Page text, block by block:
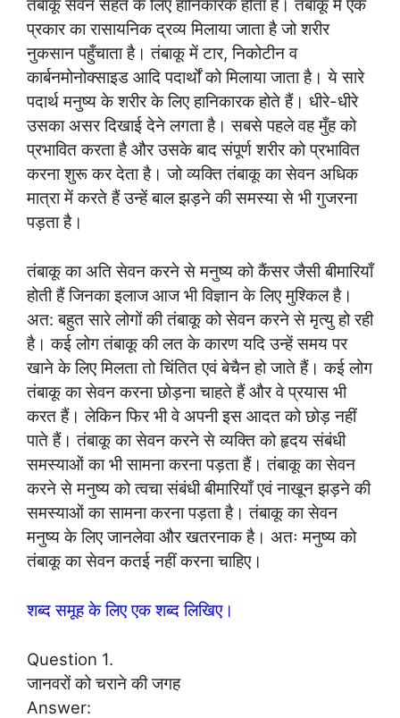
तंबाकू सेवन सेहत के लिए हानिकारक होता है। तंबाकू में एक
प्रकार का रासायनिक द्रव्य मिलाया जाता है जो शरीर
नुकसान पहुँचाता है। तंबाकू में टार, निकोटीन व
कार्बनमोनोक्साइड आदि पदार्थों को मिलाया जाता है। ये सारे
पदार्थ मनुष्य के शरीर के लिए हानिकारक होते हैं। धीरे-धीरे
उसका असर दिखाई देने लगता है। सबसे पहले वह मुँह को
प्रभावित करता है और उसके बाद संपूर्ण शरीर को प्रभावित
करना शुरू कर देता है। जो व्यक्ति तंबाकू का सेवन अधिक
मात्रा में करते हैं उन्हें बाल झड़ने की समस्या से भी गुजरना
पड़ता है।
तंबाकू का अति सेवन करने से मनुष्य को कैंसर जैसी बीमारियाँ
होती हैं जिनका इलाज आज भी विज्ञान के लिए मुश्किल है।
अत: बहुत सारे लोगों की तंबाकू को सेवन करने से मृत्यु हो रही
है। कई लोग तंबाकू की लत के कारण यदि उन्हें समय पर
खाने के लिए मिलता तो चिंतित एवं बेचैन हो जाते हैं। कई लोग
तंबाकू का सेवन करना छोड़ना चाहते हैं और वे प्रयास भी
करत हैं। लेकिन फिर भी वे अपनी इस आदत को छोड़ नहीं
पाते हैं। तंबाकू का सेवन करने से व्यक्ति को हृदय संबंधी
समस्याओं का भी सामना करना पड़ता हैं। तंबाकू का सेवन
करने से मनुष्य को त्वचा संबंधी बीमारियाँ एवं नाखून झड़ने की
समस्याओं का सामना करना पड़ता है। तंबाकू का सेवन
मनुष्य के लिए जानलेवा और खतरनाक है। अतः मनुष्य को
तंबाकू का सेवन कतई नहीं करना चाहिए।
शब्द समूह के लिए एक शब्द लिखिए।
Question 1.
जानवरों को चराने की जगह
Answer: